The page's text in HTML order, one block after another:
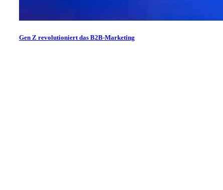
Gen Z revolutioniert das B2B-Marketing